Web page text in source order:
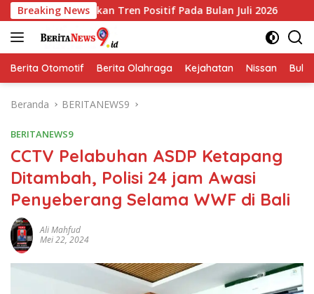
Langsung
ke
konten
Breaking News
Tren Positif Pada Bulan Juli 2026 Arus Peti
Berita Otomotif Berita Olahraga Kejahatan Nissan
Beranda BERITANEWS9
BERITANEWS9
CCTV Pelabuhan ASDP Ketapang
Ditambah, Polisi 24 jam Awasi
Penyeberang Selama WWF di Bali
Ali Mahfud
Mei 22, 2024